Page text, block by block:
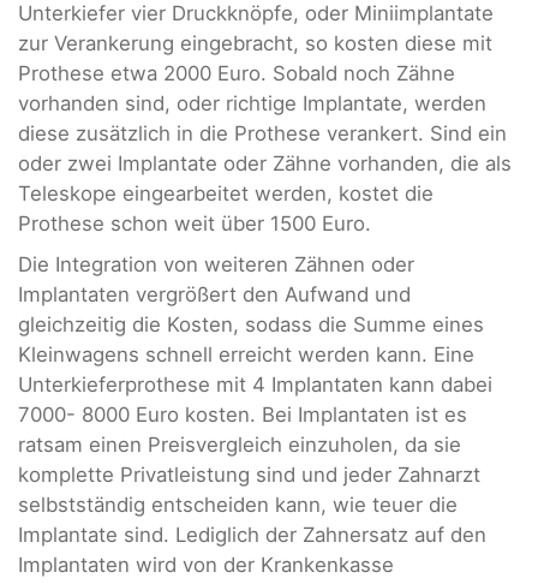
Unterkiefer vier Druckknöpfe, oder Miniimplantate
zur Verankerung eingebracht, so kosten diese mit
Prothese etwa 2000 Euro. Sobald noch Zähne
vorhanden sind, oder richtige Implantate, werden
diese zusätzlich in die Prothese verankert. Sind ein
oder zwei Implantate oder Zähne vorhanden, die als
Teleskope eingearbeitet werden, kostet die
Prothese schon weit über 1500 Euro.
Die Integration von weiteren Zähnen oder
Implantaten vergrößert den Aufwand und
gleichzeitig die Kosten, sodass die Summe eines
Kleinwagens schnell erreicht werden kann. Eine
Unterkieferprothese mit 4 Implantaten kann dabei
7000- 8000 Euro kosten. Bei Implantaten ist es
ratsam einen Preisvergleich einzuholen, da sie
komplette Privatleistung sind und jeder Zahnarzt
selbstständig entscheiden kann, wie teuer die
Implantate sind. Lediglich der Zahnersatz auf den
Implantaten wird von der Krankenkasse